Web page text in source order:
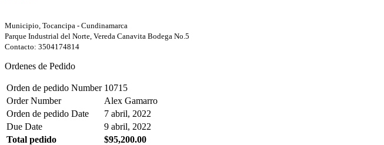
Municipio, Tocancipa - Cundinamarca
Parque Industrial del Norte, Vereda Canavita Bodega No.5
Contacto: 3504174814
Ordenes de Pedido
Orden de pedido Number 10715
Order Number
Alex Gamarro
Orden de pedido Date
7 abril, 2022
Due Date
9 abril, 2022
Total pedido
$95,200.00